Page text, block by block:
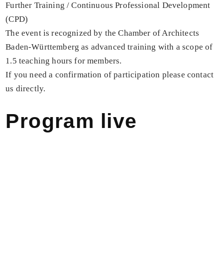
Further Training / Continuous Professional Development
(CPD)
The event is recognized by the Chamber of Architects
Baden-Württemberg as advanced training with a scope of
1.5 teaching hours for members.
If you need a confirmation of participation please contact
us directly.
Program live